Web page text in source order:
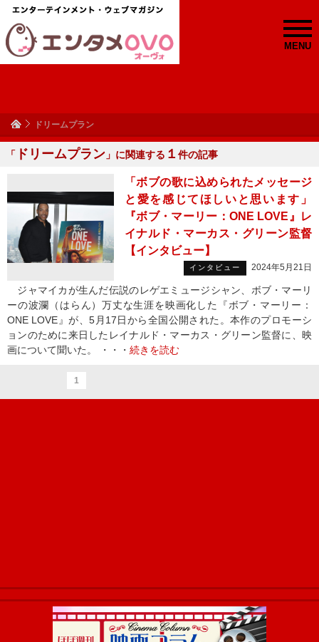
MENU
ドリームプラン
「 ドリームプラン 」に関連する １ 件の記事
「ボブの歌に込められたメッセージ
と愛を感じてほしいと思います」
『ボブ・マーリー：ONE LOVE』レ
イナルド・マーカス・グリーン監督
【インタビュー】
インタビュー 2024年5月21日
ジャマイカが生んだ伝説のレゲエミュージシャン、ボブ・マーリ
ーの波瀾（はらん）万丈な生涯を映画化した『ボブ・マーリー：
ONE LOVE』が、5月17日から全国公開された。本作のプロモーシ
ョンのために来日したレイナルド・マーカス・グリーン監督に、映
画について聞いた。 ・・・ 続きを読む
1